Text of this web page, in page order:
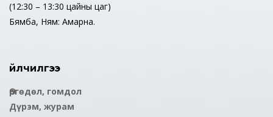
(12:30 – 13:30 цайны цаг)
Бямба, Ням: Амарна.
Үйлчилгээ
Өргөдөл, гомдол
Дүрэм, журам